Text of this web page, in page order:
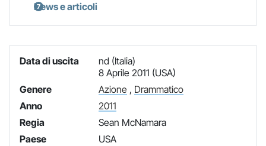
News e articoli
Data di uscita
nd (Italia)
8 Aprile 2011 (USA)
Genere
Azione, Drammatico
Anno
2011
Regia
Sean McNamara
Paese
USA